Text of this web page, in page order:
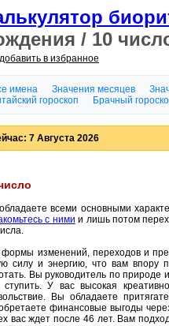
/ 10
добавить в избранное
имена Значения месяцев
гороскоп
Брачный
7 Августа 2026
всеми основными
с ними и лишь потом
формы изменений, переходов и
силу и энергию, что вам впору
Вы руководитель по природе
ступить. У вас высокая
Вы обладаете
финансовые выгоды
вас ждет после 46 лет. Вам